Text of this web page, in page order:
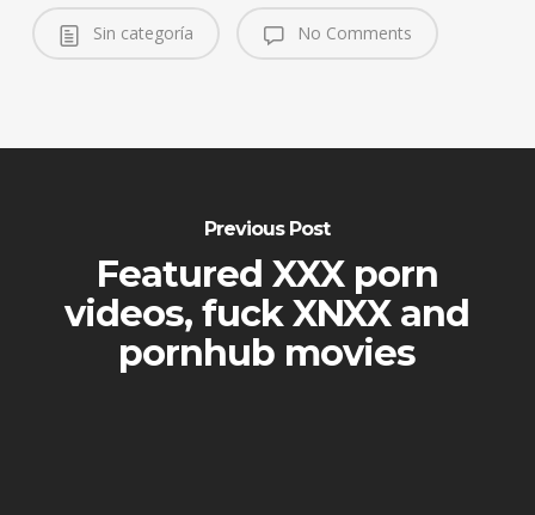
Sin categoría No Comments
Previous Post
Featured XXX porn
videos, fuck XNXX and
pornhub movies